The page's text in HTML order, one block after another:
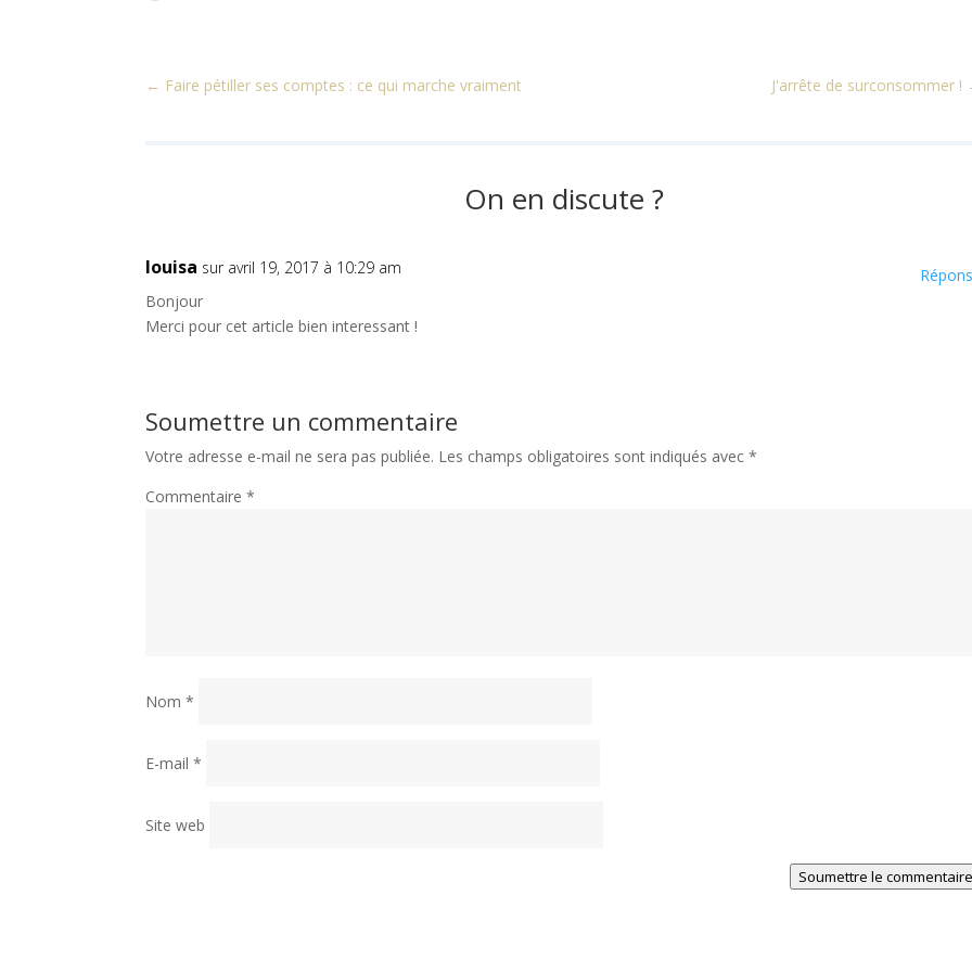
← Faire pétiller ses comptes : ce qui marche vraiment J'arrête de surconsommer !
On en discute ?
louisa sur avril 19, 2017 à 10:29 am
Bonjour
Merci pour cet article bien interessant !
Soumettre un commentaire
Votre adresse e-mail ne sera pas publiée. Les champs obligatoires sont indiqués avec*
Commentaire*
Nom*
E-mail*
Site web
Soumettre le commentaire